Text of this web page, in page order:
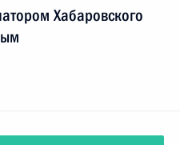
Хабаровского